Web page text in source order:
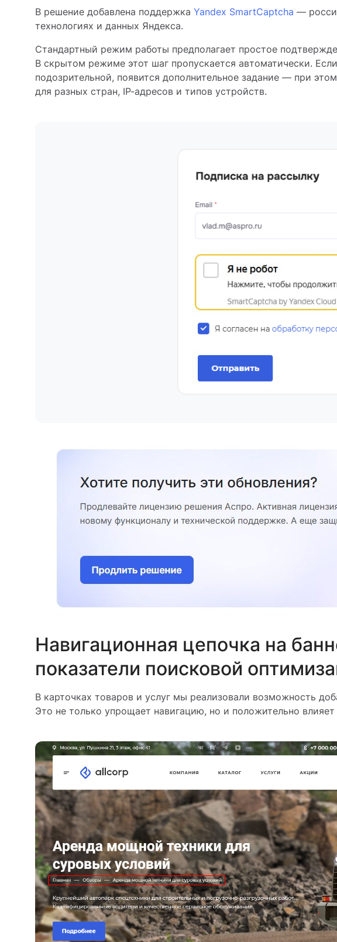
В решение добавлена поддержка Yandex SmartCaptcha —
технологиях и данных Яндекса.
Стандартный режим работы предполагает простое
В скрытом режиме этот шаг пропускается автоматически.
подозрительной, появится дополнительное задание — при
для разных стран, IP-адресов и типов устройств.
Навигационная цепочка на
показатели поисковой
В карточках товаров и услуг мы реализовали возможность
Это не только упрощает навигацию, но и положительно